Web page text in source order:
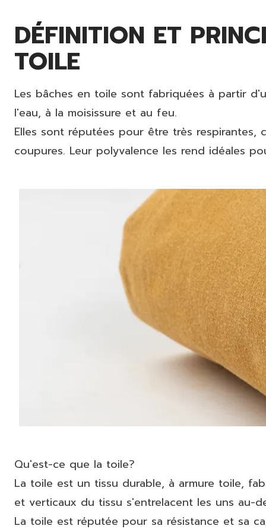
DÉFINITION ET
TOILE
Les bâches en toile sont fabriquées à partir
l'eau, à la moisissure et au feu.
Elles sont réputées pour être très
coupures. Leur polyvalence les rend idéales
Qu'est-ce que la toile?
La toile est un tissu durable, à armure toile,
et verticaux du tissu s'entrelacent les uns au-
La toile est réputée pour sa résistance et sa